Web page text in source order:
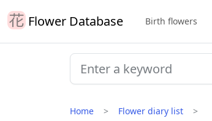
Flower Database Birth flowers
Home Flower diary list